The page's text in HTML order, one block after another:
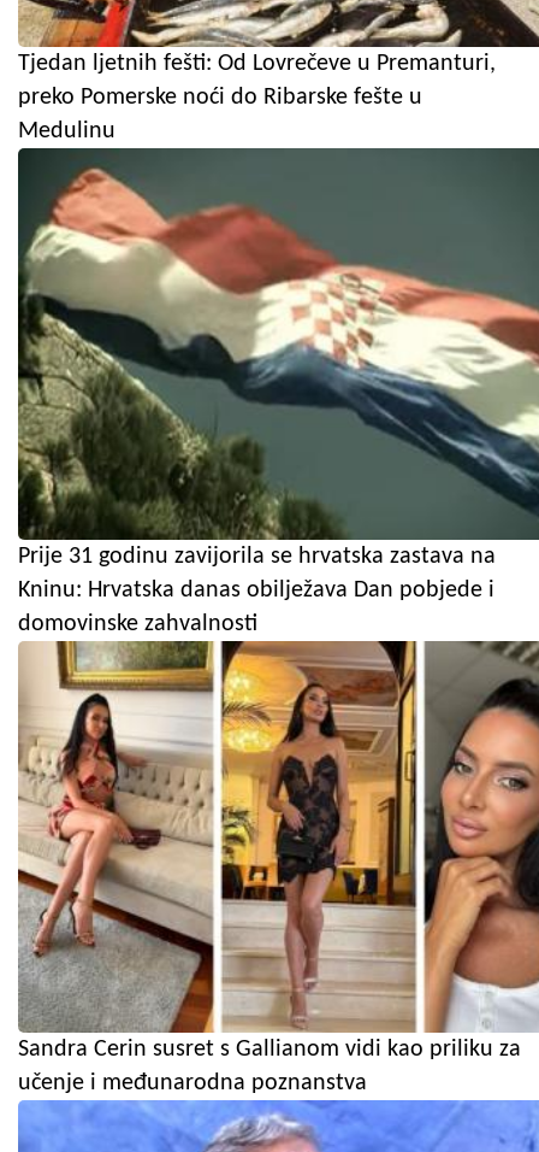
Tjedan ljetnih fešti: Od Lovrečeve u Premanturi,
preko Pomerske noći do Ribarske fešte u
Medulinu
Prije 31 godinu zavijorila se hrvatska zastava na
Kninu: Hrvatska danas obilježava Dan pobjede i
domovinske zahvalnosti
Sandra Cerin susret s Gallianom vidi kao priliku za
učenje i međunarodna poznanstva